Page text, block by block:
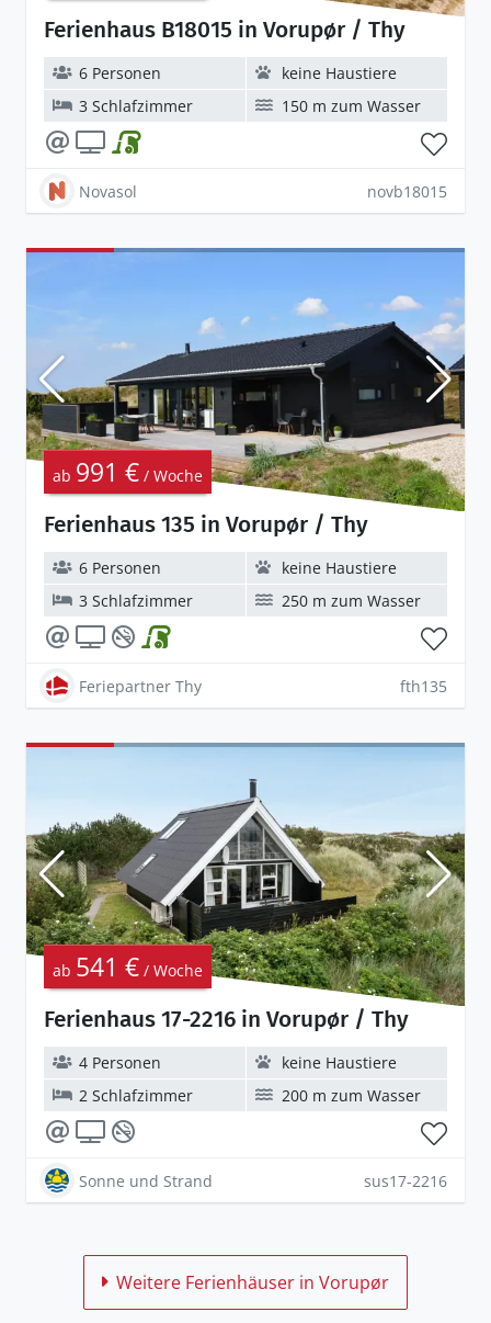
Ferienhaus B18015 in Vorupør / Thy
6 Personen
keine Haustiere
3 Schlafzimmer
150 m zum Wasser
Novasol novb18015
Ferienhaus 135 in Vorupør / Thy
ab 991 € / Woche
6 Personen
keine Haustiere
3 Schlafzimmer
250 m zum Wasser
Feriepartner Thy fth135
Ferienhaus 17-2216 in Vorupør / Thy
ab 541 € / Woche
4 Personen
keine Haustiere
2 Schlafzimmer
200 m zum Wasser
Sonne und Strand sus17-2216
Weitere Ferienhäuser in Vorupør